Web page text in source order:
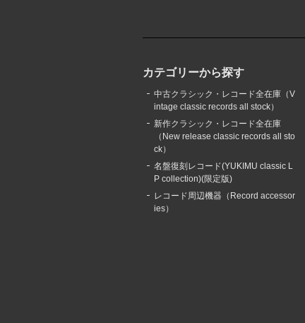
カテゴリーから探す
中古クラシック・レコード全在庫（V
intage classic records all stock）
新作クラシック・レコード全在庫
（New release classic records all sto
ck）
名盤復刻レコード(YUKIMU classic L
P collection)(限定版)
レコード周辺機器（Record accessor
ies）